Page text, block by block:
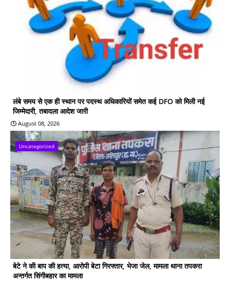
लंबे समय से एक ही स्थान पर पदस्थ अधिकारियों समेत कई DFO को मिली नई
जिम्मेदारी, तबादला आदेश जारी
August 08, 2026
Uncategorized
बेटे ने की बाप की हत्या, आरोपी बेटा गिरफ्तार, भेजा जेल, मामला थाना तपकरा
अन्तर्गत सिंगीबहार का मामला